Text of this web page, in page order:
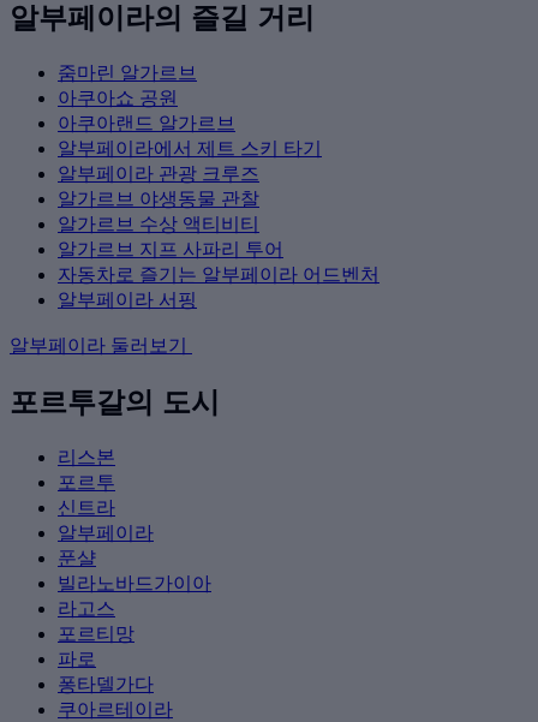
알부페이라의 즐길 거리
줌마린 알가르브
아쿠아쇼 공원
아쿠아랜드 알가르브
알부페이라에서 제트 스키 타기
알부페이라 관광 크루즈
알가르브 야생동물 관찰
알가르브 수상 액티비티
알가르브 지프 사파리 투어
자동차로 즐기는 알부페이라 어드벤처
알부페이라 서핑
알부페이라 둘러보기
포르투갈의 도시
리스본
포르투
신트라
알부페이라
푼샬
빌라노바드가이아
라고스
포르티망
파로
퐁타델가다
쿠아르테이라